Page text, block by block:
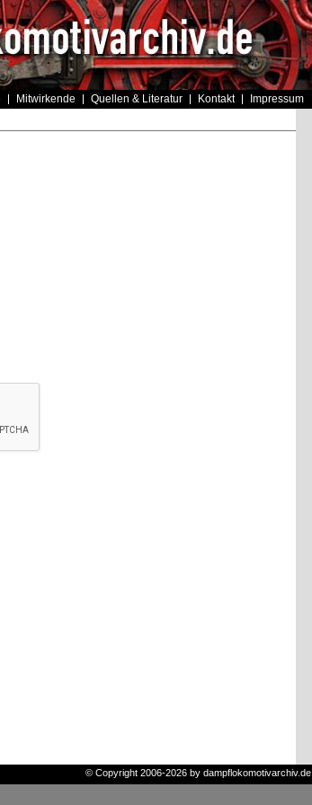
Mitwirkende Quellen & Literatur Kontakt Impressum
© Copyright 2006-2026 by dampflokomotivarchiv.de